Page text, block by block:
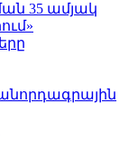
35 ամյակ